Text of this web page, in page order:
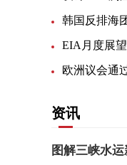
欧洲议会通
资讯
图解三峡水